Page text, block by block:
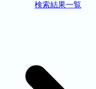
検索結果一覧